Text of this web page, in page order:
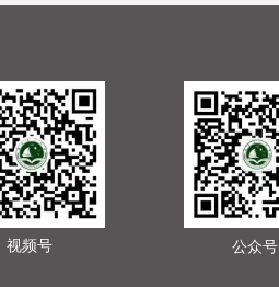
视频号 公众号